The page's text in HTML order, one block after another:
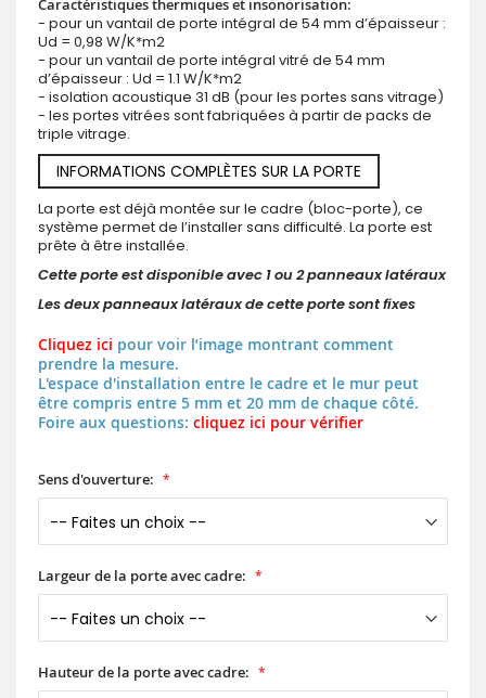
Caractéristiques thermiques et insonorisation:
- pour un vantail de porte intégral de 54 mm d’épaisseur :
Ud = 0,98 W/K*m2
- pour un vantail de porte intégral vitré de 54 mm
d’épaisseur : Ud = 1.1 W/K*m2
- isolation acoustique 31 dB (pour les portes sans vitrage)
- les portes vitrées sont fabriquées à partir de packs de
triple vitrage.
INFORMATIONS COMPLÈTES SUR LA PORTE
La porte est déjà montée sur le cadre (bloc-porte), ce
système permet de l’installer sans difficulté. La porte est
prête à être installée.
Cette porte est disponible avec 1 ou 2 panneaux latéraux
Les deux panneaux latéraux de cette porte sont fixes
Cliquez ici pour voir l’image montrant comment
prendre la mesure.
L'espace d'installation entre le cadre et le mur peut
être compris entre 5 mm et 20 mm de chaque côté.
Foire aux questions: cliquez ici pour vérifier
Sens d'ouverture:
Largeur de la porte avec cadre:
Hauteur de la porte avec cadre: